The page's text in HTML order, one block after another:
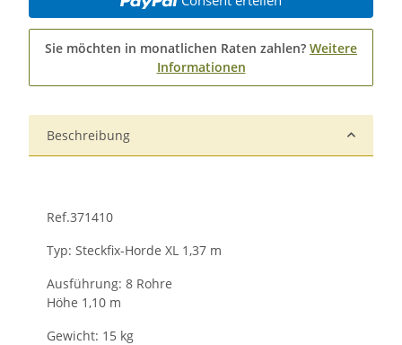
Sie möchten in monatlichen Raten zahlen? Weitere
Informationen
Beschreibung
Ref.371410
Typ: Steckfix-Horde XL 1,37 m
Ausführung: 8 Rohre
Höhe 1,10 m
Gewicht: 15 kg